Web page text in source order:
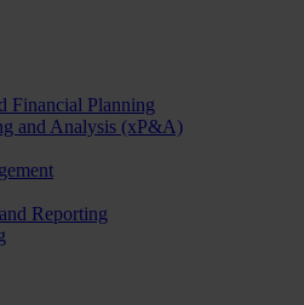
Financial Planning
and Analysis (xP&A)
Reporting